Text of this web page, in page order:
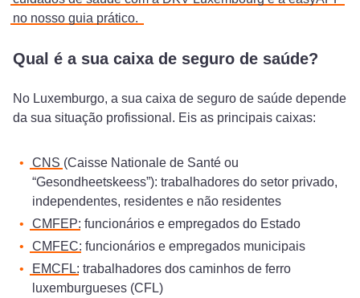
no nosso guia prático.
Qual é a sua caixa de seguro de saúde?
No Luxemburgo, a sua caixa de seguro de saúde depende
da sua situação profissional. Eis as principais caixas:
CNS (Caisse Nationale de Santé ou
“Gesondheetskeess”): trabalhadores do setor privado,
independentes, residentes e não residentes
CMFEP: funcionários e empregados do Estado
CMFEC: funcionários e empregados municipais
EMCFL: trabalhadores dos caminhos de ferro
luxemburgueses (CFL)